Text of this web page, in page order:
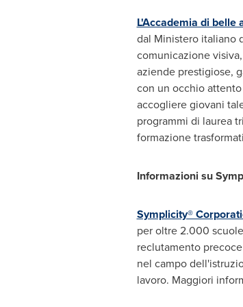
L'Accademia di belle
dal Ministero italiano
comunicazione
aziende prestigiose,
con un occhio
accogliere giovani
programmi di laurea
formazione
Informazioni su
Symplicity®
per oltre 2.000
reclutamento
nel campo
lavoro. Maggiori